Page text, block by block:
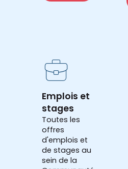
Emplois et
stages
Toutes les
offres
d'emplois et
de stages au
sein de la